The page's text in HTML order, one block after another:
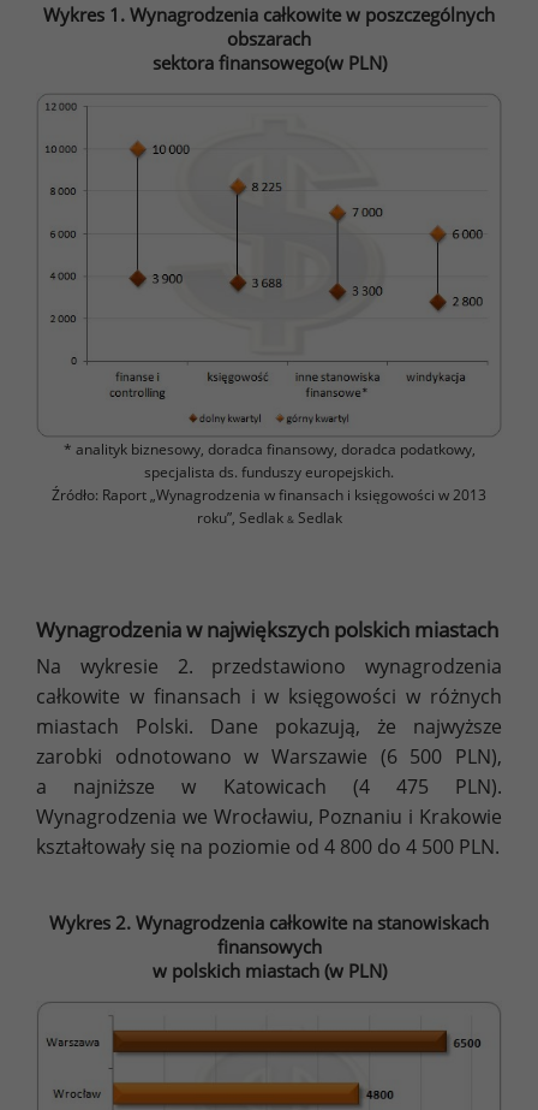
Wykres 1. Wynagrodzenia całkowite w poszczególnych
obszarach
sektora finansowego(w PLN)
* analityk biznesowy, doradca finansowy, doradca podatkowy,
specjalista ds. funduszy europejskich.
Źródło: Raport „Wynagrodzenia w finansach i księgowości w 2013
roku”, Sedlak &Sedlak
Wynagrodzenia w największych polskich miastach
Na wykresie 2. przedstawiono wynagrodzenia
całkowite w finansach i w księgowości w różnych
miastach Polski. Dane pokazują, że najwyższe
zarobki odnotowano w Warszawie (6 500 PLN),
a najniższe w Katowicach (4 475 PLN).
Wynagrodzenia we Wrocławiu, Poznaniu i Krakowie
kształtowały się na poziomie od 4 800 do 4 500 PLN.
Wykres 2. Wynagrodzenia całkowite na stanowiskach
finansowych
w polskich miastach (w PLN)